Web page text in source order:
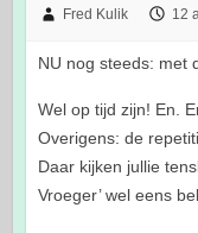
Fred Kulik 12
NU nog steeds: met
Wel op tijd zijn! En.
Overigens: de
Daar kijken jullie
Vroeger’ wel eens